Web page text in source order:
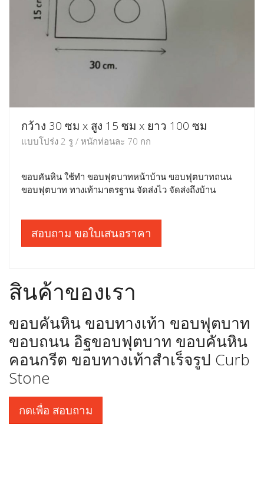
กว้าง 30 ซม x สูง 15 ซม x ยาว 100 ซม
แบบโปร่ง 2 รู / หนักท่อนละ 70 กก
ขอบคันหิน ใช้ทำ ขอบฟุตบาทหน้าบ้าน ขอบฟุตบาทถนน
ขอบฟุตบาท ทางเท้ามาตรฐาน จัดส่งไว จัดส่งถึงบ้าน
สอบถาม ขอใบเสนอราคา
สินค้าของเรา
ขอบคันหิน ขอบทางเท้า ขอบฟุตบาท
ขอบถนน อิฐขอบฟุตบาท ขอบคันหิน
คอนกรีต ขอบทางเท้าสำเร็จรูป Curb
Stone
กดเพื่อ สอบถาม